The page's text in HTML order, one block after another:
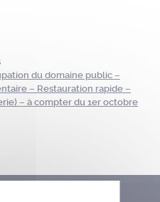
du domaine public –
– Restauration rapide –
– à compter du 1er octobre